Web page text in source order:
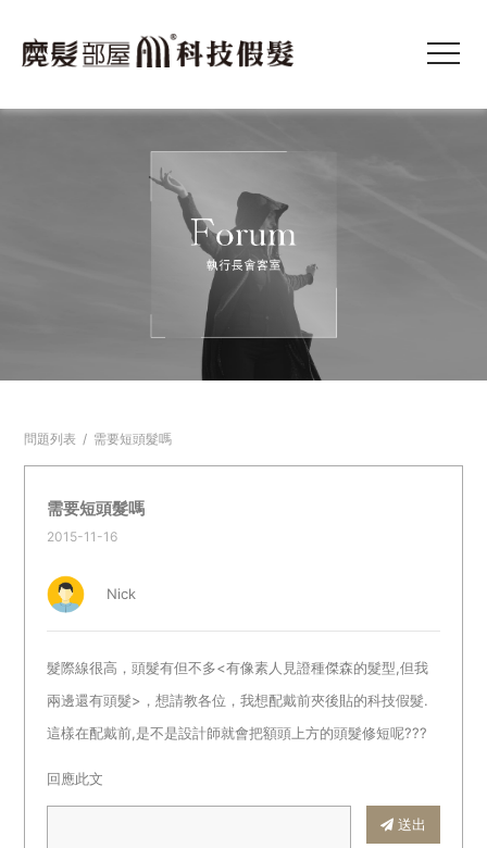
問題列表 / 需要短頭髮嗎
需要短頭髮嗎
2015-11-16
Nick
髮際線很高，頭髮有但不多<有像素人見證種傑森的髮型,但我
兩邊還有頭髮>，想請教各位，我想配戴前夾後貼的科技假髮.
這樣在配戴前,是不是設計師就會把額頭上方的頭髮修短呢???
回應此文
送出